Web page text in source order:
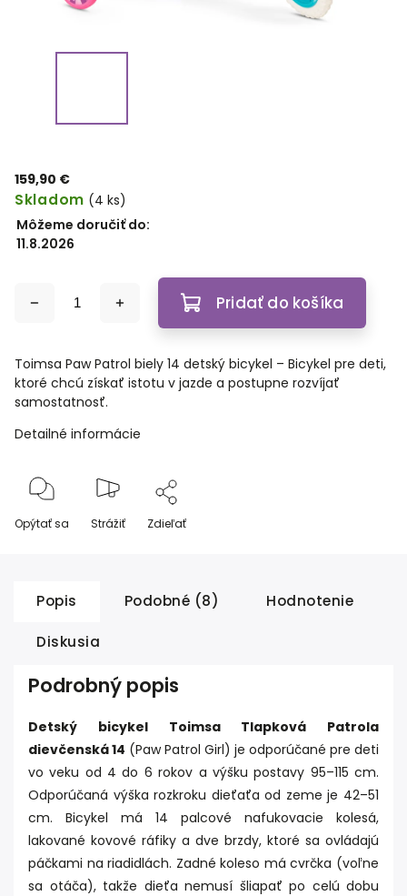
159,90 €
Skladom (4 ks)
Môžeme doručiť do:
11.8.2026
Pridať do košíka
Toimsa Paw Patrol biely 14 detský bicykel – Bicykel pre deti,
ktoré chcú získať istotu v jazde a postupne rozvíjať
samostatnosť.
Detailné informácie
Opýtať sa Strážiť Zdieľať
Popis Podobné (8) Hodnotenie
Diskusia
Podrobný popis
Detský bicykel Toimsa Tlapková Patrola
dievčenská 14 (Paw Patrol Girl) je odporúčané pre deti
vo veku od 4 do 6 rokov a výšku postavy 95–115 cm.
Odporúčaná výška rozkroku dieťaťa od zeme je 42–51
cm. Bicykel má 14 palcové nafukovacie kolesá,
lakované kovové ráfiky a dve brzdy, ktoré sa ovládajú
páčkami na riadidlách. Zadné koleso má cvrčka (voľne
sa otáča), takže dieťa nemusí šliapať po celú dobu